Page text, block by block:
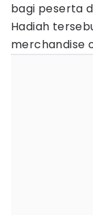
bagi peserta
Hadiah
merchandise